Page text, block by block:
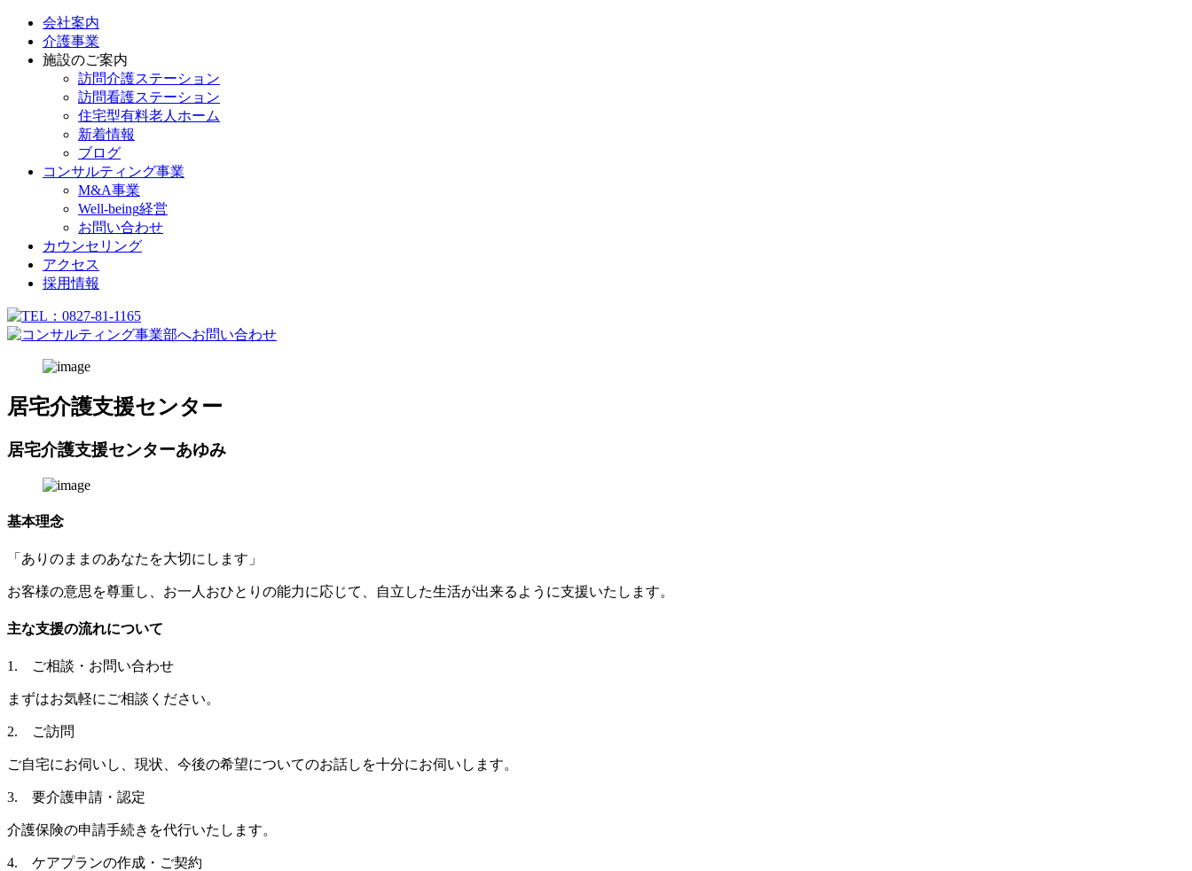
会社案内
介護事業
施設のご案内
訪問介護ステーション
訪問看護ステーション
住宅型有料老人ホーム
新着情報
ブログ
コンサルティング事業
M&A事業
Well-being経営
お問い合わせ
カウンセリング
アクセス
採用情報
居宅介護支援センター
居宅介護支援センターあゆみ
基本理念
「ありのままのあなたを大切にします」
お客様の意思を尊重し、お一人おひとりの能力に応じて、自立した生活が出来るように支援いたします。
主な支援の流れについて
1. ご相談・お問い合わせ
まずはお気軽にご相談ください。
2. ご訪問
ご自宅にお伺いし、現状、今後の希望についてのお話しを十分にお伺いします。
3. 要介護申請・認定
介護保険の申請手続きを代行いたします。
4. ケアプランの作成・ご契約